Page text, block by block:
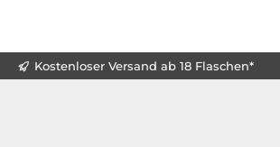
Kostenloser Versand ab 18 Flaschen*